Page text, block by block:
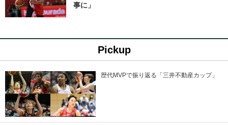
事に」
Pickup
歴代MVPで振り返る「三井不動産カップ」